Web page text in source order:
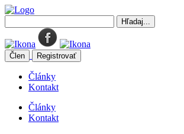
Člen Registrovať
Články
Kontakt
Články
Kontakt